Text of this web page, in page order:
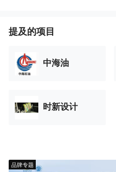
提及的项目
中海油
时新设计
品牌专题